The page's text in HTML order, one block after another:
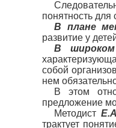
понятность для
В плане
развитие у
В
собой
нем
В этом
предложение
Методист
трактует